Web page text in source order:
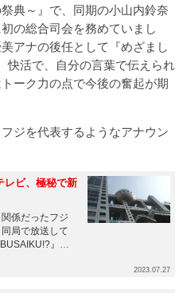
典～』で、同期の小山内鈴奈
の総合司会を務めていまし
アナの後任として『めざまし
快活で、自分の言葉で伝えられ
ーク力の点で今後の奮起が期
ジを代表するようなアナウン
レビ、極秘で新
係だったフジ
局で放送して
』
2023.07.27